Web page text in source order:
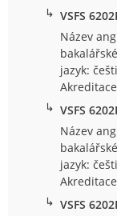
↳ VSFS
Název
jazyk:
↳ VSFS
Název
jazyk:
↳ VSFS